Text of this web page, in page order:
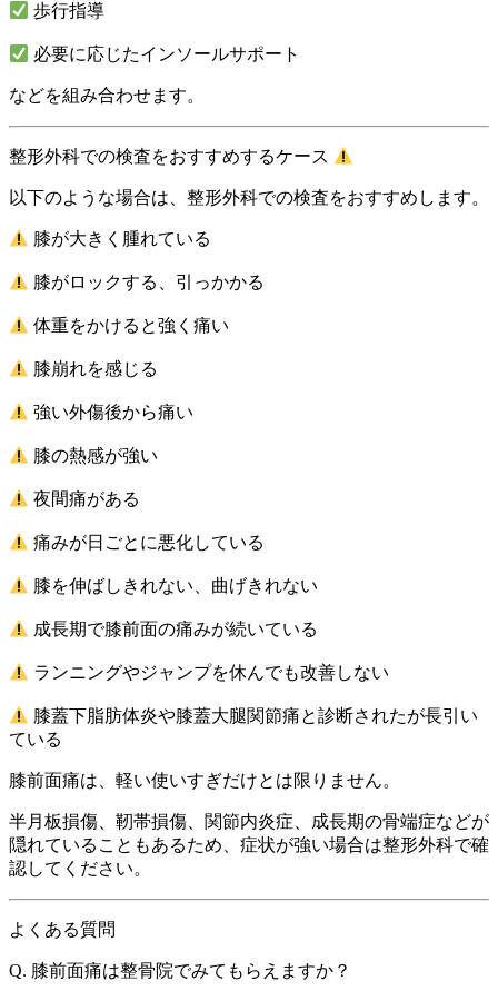
歩行指導
必要に応じたインソールサポート
などを組み合わせます。
整形外科での検査をおすすめするケース
以下のような場合は、整形外科での検査をおすすめします。
膝が大きく腫れている
膝がロックする、引っかかる
体重をかけると強く痛い
膝崩れを感じる
強い外傷後から痛い
膝の熱感が強い
夜間痛がある
痛みが日ごとに悪化している
膝を伸ばしきれない、曲げきれない
成長期で膝前面の痛みが続いている
ランニングやジャンプを休んでも改善しない
膝蓋下脂肪体炎や膝蓋大腿関節痛と診断されたが長引い
ている
膝前面痛は、軽い使いすぎだけとは限りません。
半月板損傷、靭帯損傷、関節内炎症、成長期の骨端症などが
隠れていることもあるため、症状が強い場合は整形外科で確
認してください。
よくある質問
Q. 膝前面痛は整骨院でみてもらえますか？